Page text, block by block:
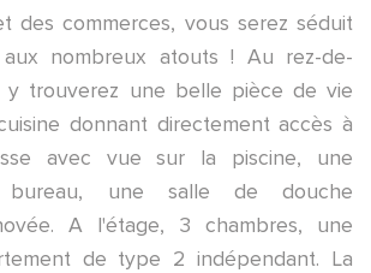
des commerces, vous serez séduit
nombreux atouts ! Au rez-de-
y trouverez une belle pièce de vie
donnant directement accès à
avec vue sur la piscine, une
bureau, une salle de douche
A l'étage, 3 chambres, une
de type 2 indépendant. La